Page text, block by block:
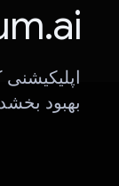
بهبود